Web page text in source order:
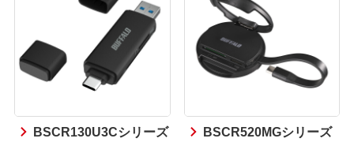
BSCR130U3Cシリーズ BSCR520MGシリーズ